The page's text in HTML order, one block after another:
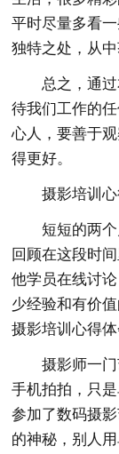
平时尽量多看
独特之处，从中
总之，通
待我们工作的
心人，要善于
得更好。
摄影培训
短短的两
回顾在这段时
他学员在线讨
少经验和有价
摄影培训心得体
摄影师一
手机拍拍，只
参加了数码摄
的神秘，别人